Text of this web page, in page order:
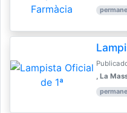
, La